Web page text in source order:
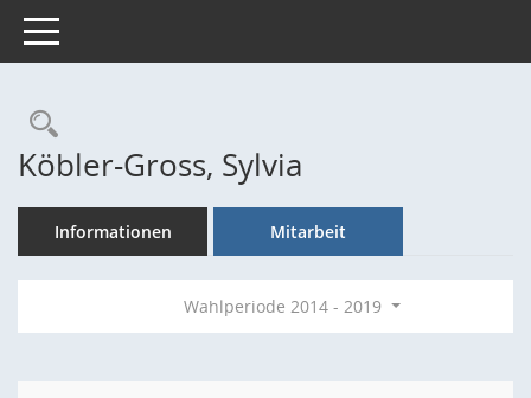
Toggle navigation
Rechercheauswahl
Köbler-Gross, Sylvia
Informationen Mitarbeit
Wahlperiode 2014 - 2019